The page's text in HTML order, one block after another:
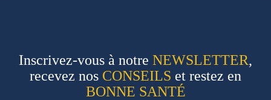
Inscrivez-vous à notre NEWSLETTER,
recevez nos CONSEILS et restez en
BONNE SANTÉ